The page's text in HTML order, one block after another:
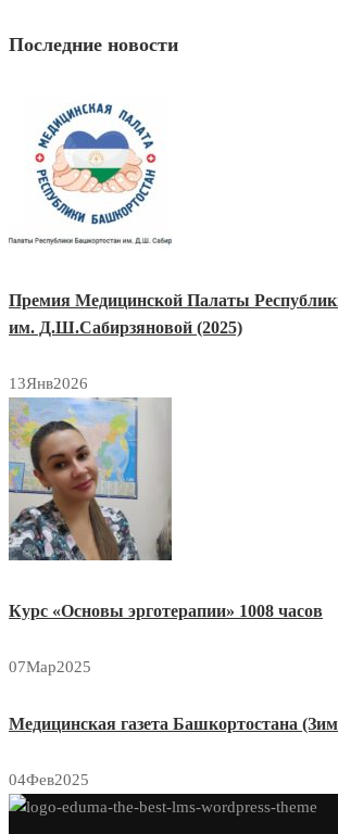
Последние новости
Премия Медицинской Палаты
им. Д.Ш.Сабирзяновой (2025)
13Янв2026
Курс «Основы эрготерапии» 1008 часов
07Мар2025
Медицинская газета Башкортостана
04Фев2025